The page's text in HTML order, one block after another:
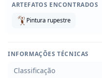
ARTEFATOS ENCONTRADOS
Pintura rupestre
INFORMAÇÕES TÉCNICAS
Classificação